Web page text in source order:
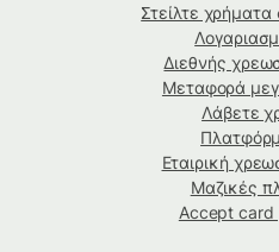
Στείλτε
Διεθνής
Μεταφορά
Λάβετε
Εταιρική
Μαζικές
Accept card